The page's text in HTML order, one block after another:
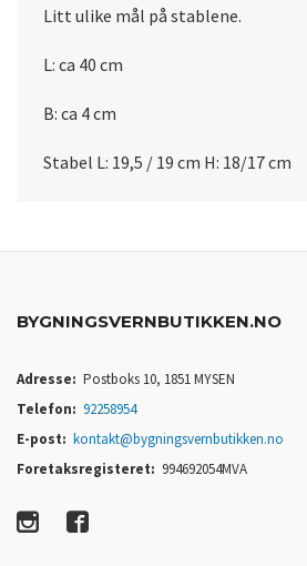
Litt ulike mål på stablene.
L: ca 40 cm
B: ca 4 cm
Stabel L: 19,5 / 19 cm H: 18/17 cm
BYGNINGSVERNBUTIKKEN.NO
Adresse: Postboks 10, 1851 MYSEN
Telefon: 92258954
E-post: kontakt@bygningsvernbutikken.no
Foretaksregisteret: 994692054MVA